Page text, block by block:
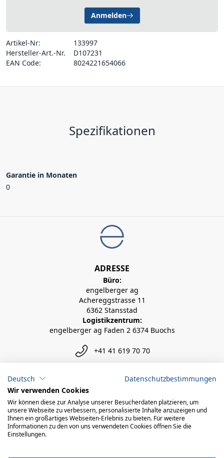
Anmelden
Artikel-Nr:
133997
Hersteller-Art.-Nr.
D107231
EAN Code:
8024221654066
Spezifikationen
Garantie in Monaten
0
ADRESSE
Büro:
engelberger ag
Achereggstrasse 11
6362 Stansstad
Logistikzentrum:
engelberger ag Faden 2 6374 Buochs
+41 41 619 70 70
info@engelberger.ch
Deutsch
Datenschutzbestimmungen
Wir verwenden Cookies
Wir können diese zur Analyse unserer Besucherdaten platzieren, um
unsere Webseite zu verbessern, personalisierte Inhalte anzuzeigen und
Ihnen ein großartiges Webseiten-Erlebnis zu bieten. Für weitere
Informationen zu den von uns verwendeten Cookies öffnen Sie die
Einstellungen.